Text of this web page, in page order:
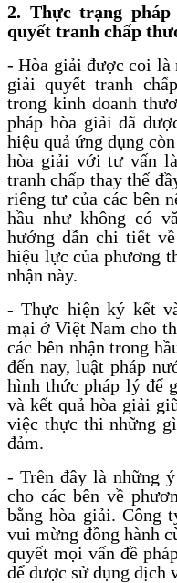
2. Thực trạng
quyết tranh chấp
- Hòa giải được coi là
giải quyết tranh
trong kinh doanh
pháp hòa giải đã
hiệu quả ứng dụng
hòa giải với tư vấn
tranh chấp thay thế
riêng tư của các bên
hầu như không có
hướng dẫn chi tiết
hiệu lực của phương
nhận này.
- Thực hiện ký kết
mại ở Việt Nam cho
các bên nhận trong
đến nay, luật pháp
hình thức pháp lý để
và kết quả hòa giải
việc thực thi những
đảm.
- Trên đây là những
cho các bên về
bằng hòa giải. Công
vui mừng đồng hành
quyết mọi vấn đề
để được sử dụng dịch